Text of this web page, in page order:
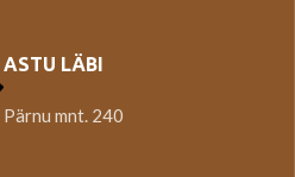
ASTU LÄBI
Pärnu mnt. 240